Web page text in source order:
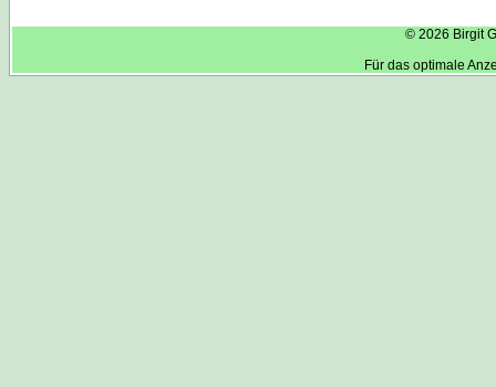
© 2026 Birgit
Für das optimale